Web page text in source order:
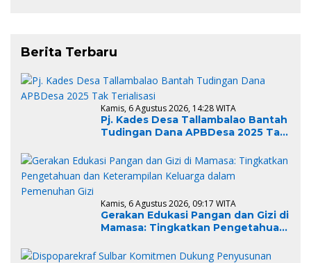
Berita Terbaru
Kamis, 6 Agustus 2026, 14:28 WITA
Pj. Kades Desa Tallambalao Bantah
Tudingan Dana APBDesa 2025 Tak
Kamis, 6 Agustus 2026, 09:17 WITA
Gerakan Edukasi Pangan dan Gizi di
Mamasa: Tingkatkan Pengetahuan
Pemenuhan Gizi